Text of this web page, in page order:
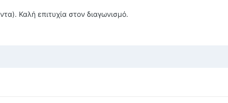
Καλή επιτυχία στον διαγωνισμό.